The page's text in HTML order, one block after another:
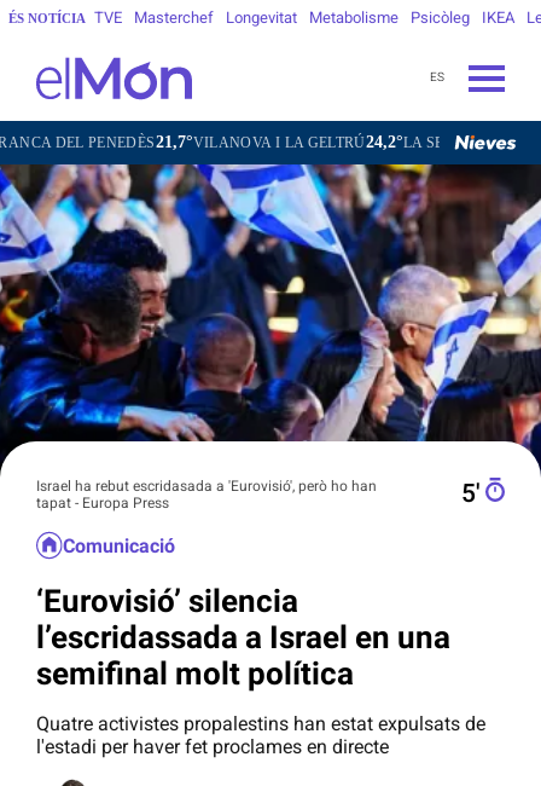
ÉS NOTÍCIA TVE Masterchef Longevitat Metabolisme Psicòleg IKEA
ES
21,7°VILANOVA I LA GELTRÚ24,2° LA SEU D'URGELL16,8° PUIGCERDÀ
Israel ha rebut escridasada a 'Eurovisió', però ho han
tapat - Europa Press
5′
Comunicació
‘Eurovisió’ silencia
l’escridassada a Israel en una
semifinal molt política
Quatre activistes propalestins han estat expulsats de
l'estadi per haver fet proclames en directe